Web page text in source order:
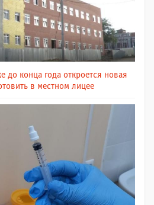
до конца года откроется новая
в местном лицее